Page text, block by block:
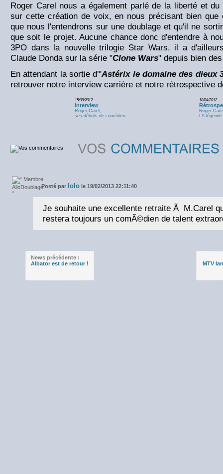
Roger Carel nous a également parlé de la liberté et
sur cette création de voix, en nous précisant bien
que nous l'entendrons sur une doublage et qu'il ne
que soit le projet. Aucune chance donc d'entendre à
3PO dans la nouvelle trilogie Star Wars, il a
Claude Donda sur la série "Clone Wars" depuis bien
En attendant la sortie d'"Astérix le domaine des dieux
retrouver notre interview carrière et notre rétrospective
15/09/2012
Interview
Roger Carel,
ses débuts de comédien
18/04/2012
Roger
LA
Posté par lolo le 19/02/2013 22:11:40
Je souhaite une excellente retraite Ã M.Carel
restera toujours un comÃ©dien de talent
News précédente :
Albator est de retour !
MTV